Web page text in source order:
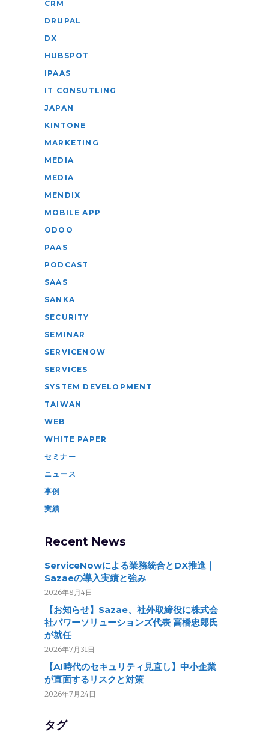
CRM
DRUPAL
DX
HUBSPOT
IPAAS
IT CONSUTLING
JAPAN
KINTONE
MARKETING
MEDIA
MEDIA
MENDIX
MOBILE APP
ODOO
PAAS
PODCAST
SAAS
SANKA
SECURITY
SEMINAR
SERVICENOW
SERVICES
SYSTEM DEVELOPMENT
TAIWAN
WEB
WHITE PAPER
セミナー
ニュース
事例
実績
Recent News
ServiceNowによる業務統合とDX推進｜
Sazaeの導入実績と強み
2026年8月4日
【お知らせ】Sazae、社外取締役に株式会
社パワーソリューションズ代表 高橋忠郎氏
が就任
2026年7月31日
【AI時代のセキュリティ見直し】中小企業
が直面するリスクと対策
2026年7月24日
タグ